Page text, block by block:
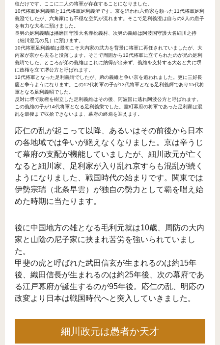
稙だけです。ここに二人の将軍が存在することになりました。
10代将軍足利義稙と11代将軍足利義澄です。京を追われ六角家を頼った11代将軍足利
義澄でしたが、六角家にも不穏な空気が流れます。そこで足利義澄は自らの2人の息子
を有力な大名に預けました。
長男の足利義晴は播磨国守護大名赤松義村、次男の義維は阿波国守護大名細川之持
（細川澄元の兄）に預けます。
10代将軍足利義稙は最初こそ大内家の武力を背景に将軍に再任されていましたが、大
内家が京から去ると没落します。そこで周囲から12代将軍に立てられたのが兄の足利
義晴でした。ところが弟の義維はこれに納得が出来ず、義維を支持する大名と共に堺
に政権を立て堺公方と呼ばれます。
12代将軍となった足利義晴でしたが、弟の義維と争い京を追われました。更に三好長
慶と争うようになります。この12代将軍の子が13代将軍となる足利義輝であり15代将
軍となる足利義昭でした。
反対に堺で政権を樹立した足利義維はその後、阿波国に逃れ阿波公方と呼ばれます。
この義維の子が14代将軍となる足利義栄でした。室町幕府の将軍であった足利家は混
乱を最後まで収拾できないまま、幕府の終焉を迎えます。
応仁の乱が起こって以降、あるいはその前後から日本
の各地域では争いが絶えなくなりました。京は辛うじ
て幕府の支配が機能していましたが、細川政元が亡く
なると細川家、足利家が入り乱れ京すらも混乱が続く
ようになりました、戦国時代の始まりです。関東では
伊勢宗瑞（北条早雲）が独自の勢力として覇を唱え始
めた時期に当たります。
後に中国地方の雄となる毛利元就は10歳、周防の大内
家と山陰の尼子家に挟まれ苦労を強いられていまし
た。
甲斐の虎と呼ばれた武田信玄が生まれるのは約15年
後、織田信長が生まれるのは約25年後、次の幕府であ
る江戸幕府が誕生するのが95年後。応仁の乱、明応の
政変より日本は戦国時代へと突入していきました。
細川政元は愚者か天才